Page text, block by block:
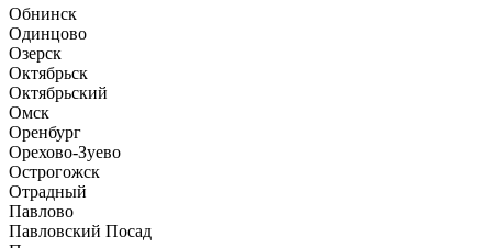
Обнинск
Одинцово
Озерск
Октябрьск
Октябрьский
Омск
Оренбург
Орехово-Зуево
Острогожск
Отрадный
Павлово
Павловский Посад